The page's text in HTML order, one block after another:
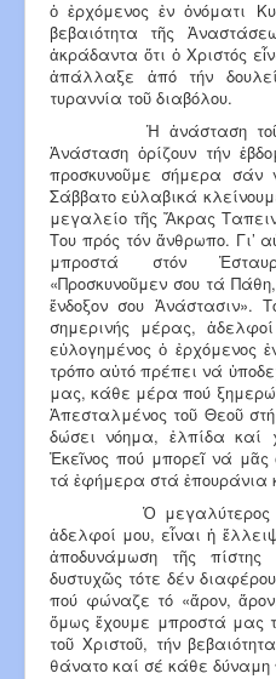
ὁ ἐρχόμενος ἐν ὀνόματι
βεβαιότητα τῆς
ἀκράδαντα ὅτι ὁ Χριστός
ἀπάλλαξε ἀπό τήν
τυραννία τοῦ διαβόλου.
Ἡ ἀνάσταση τοῦ
Ἀνάσταση ὁρίζουν τήν
προσκυνοῦμε σήμερα σάν
Σάββατο εὐλαβικά
μεγαλείο τῆς Ἄκρας
Του πρός τόν ἄνθρωπο. Γι’
μπροστά στόν
«Προσκυνοῦμεν σου τά
ἔνδοξον σου Ἀνάστασιν».
σημερινής μέρας,
εὐλογημένος ὁ ἐρχόμενος
τρόπο αὐτό πρέπει νά
μας, κάθε μέρα πού
Ἀπεσταλμένος τοῦ Θεοῦ
δώσει νόημα, ἐλπίδα
Ἐκεῖνος πού μπορεῖ νά
τά ἐφήμερα στά ἐπουράνια
Ὁ μεγαλύτερος
ἀδελφοί μου, εἶναι ἡ
ἀποδυνάμωση τῆς
δυστυχῶς τότε δέν
πού φώναζε τό «ἄρον,
ὅμως ἔχουμε μπροστά μας
τοῦ Χριστοῦ, τήν
θάνατο καί σέ κάθε δύναμη